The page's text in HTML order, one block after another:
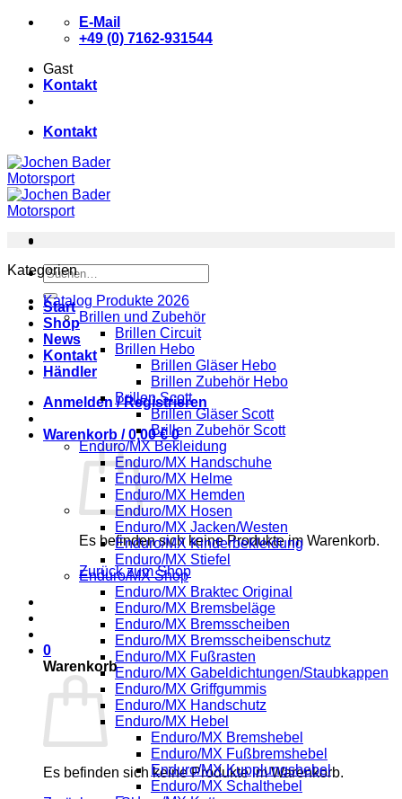
Zum
E-Mail
+49 (0) 7162-931544
Gast
Kontakt
Kontakt
Suchen
nach:
Start
Shop
News
Kontakt
Händler
Anmelden / Registrieren
Warenkorb /0,00€ 0
Es befinden sich keine Produkte im Warenkorb.
Zurück zum Shop
0
Warenkorb
Es befinden sich keine Produkte im Warenkorb.
Kategorien
Katalog Produkte 2026
Brillen und Zubehör
Brillen Circuit
Brillen Hebo
Brillen Gläser Hebo
Brillen Zubehör Hebo
Brillen Scott
Brillen Gläser Scott
Brillen Zubehör Scott
Enduro/MX Bekleidung
Enduro/MX Handschuhe
Enduro/MX Helme
Enduro/MX Hemden
Enduro/MX Hosen
Enduro/MX Jacken/Westen
Enduro/MX Kinderbekleidung
Enduro/MX Stiefel
Enduro/MX Shop
Enduro/MX Braktec Original
Enduro/MX Bremsbeläge
Enduro/MX Bremsscheiben
Enduro/MX Bremsscheibenschutz
Enduro/MX Fußrasten
Enduro/MX Gabeldichtungen/Staubkappen
Enduro/MX Griffgummis
Enduro/MX Handschutz
Enduro/MX Hebel
Enduro/MX Bremshebel
Enduro/MX Fußbremshebel
Enduro/MX Kupplungshebel
Enduro/MX Schalthebel